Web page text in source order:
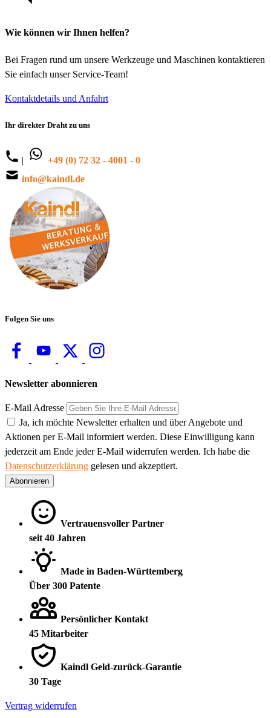
Wie können wir Ihnen helfen?
Bei Fragen rund um unsere Werkzeuge und Maschinen kontaktieren
Sie einfach unser Service-Team!
Kontaktdetails und Anfahrt
Ihr direkter Draht zu uns
|
+49 (0) 72 32 - 4001 - 0
info@kaindl.de
Folgen Sie uns
Newsletter abonnieren
E-Mail Adresse
Ja, ich möchte Newsletter erhalten und über Angebote und
Aktionen per E-Mail informiert werden. Diese Einwilligung kann
jederzeit am Ende jeder E-Mail widerrufen werden. Ich habe die
Datenschutzerklärung gelesen und akzeptiert.
Abonnieren
Vertrauensvoller Partner
seit 40 Jahren
Made in Baden-Württemberg
Über 300 Patente
Persönlicher Kontakt
45 Mitarbeiter
Kaindl Geld-zurück-Garantie
30 Tage
Vertrag widerrufen